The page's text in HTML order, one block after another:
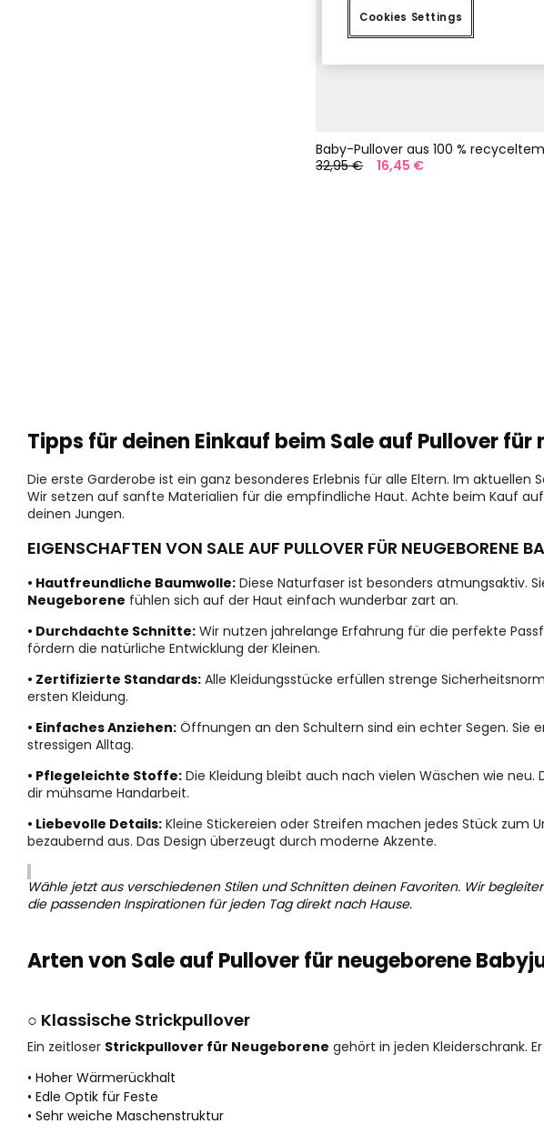
32,95 €
16,45 €
Tipps für deinen Einkauf beim Sale auf Pullover
Die erste Garderobe ist ein ganz besonderes Erlebnis für alle Eltern. Im aktuellen
Wir setzen auf sanfte Materialien für die empfindliche Haut. Achte beim Kauf
deinen Jungen.
EIGENSCHAFTEN VON SALE AUF PULLOVER FÜR NEUGEBORENE
• Hautfreundliche Baumwolle: Diese Naturfaser ist besonders atmungsaktiv.
Neugeborene fühlen sich auf der Haut einfach wunderbar zart an.
• Durchdachte Schnitte: Wir nutzen jahrelange Erfahrung für die perfekte
fördern die natürliche Entwicklung der Kleinen.
• Zertifizierte Standards: Alle Kleidungsstücke erfüllen strenge
ersten Kleidung.
• Einfaches Anziehen: Öffnungen an den Schultern sind ein echter Segen. Sie
stressigen Alltag.
• Pflegeleichte Stoffe: Die Kleidung bleibt auch nach vielen Wäschen wie
dir mühsame Handarbeit.
• Liebevolle Details: Kleine Stickereien oder Streifen machen jedes Stück zum
bezaubernd aus. Das Design überzeugt durch moderne Akzente.
Wähle jetzt aus verschiedenen Stilen und Schnitten deinen Favoriten. Wir
die passenden Inspirationen für jeden Tag direkt nach Hause.
Arten von Sale auf Pullover für neugeborene
○ Klassische Strickpullover
Ein zeitloser Strickpullover für Neugeborene gehört in jeden Kleiderschrank.
• Hoher Wärmerückhalt
• Edle Optik für Feste
• Sehr weiche Maschenstruktur
Cookies Settings